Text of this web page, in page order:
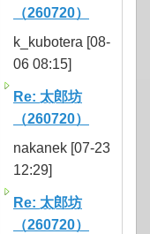
（260720）
k_kubotera [08-
06 08:15]
Re: 太郎坊
（260720）
nakanek [07-23
12:29]
Re: 太郎坊
（260720）